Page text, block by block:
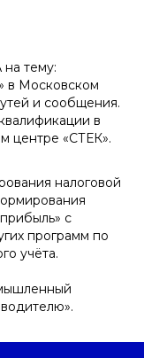
тему:
в Московском
и сообщения.
в
центре «СТЕК».
налоговой
с
программ по
учёта.